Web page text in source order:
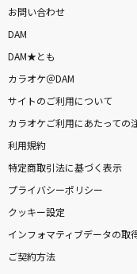
お問い合わせ
DAM
DAM★とも
カラオケ＠DAM
サイトのご利用について
カラオケご利用にあたっての
利用規約
特定商取引法に基づく表示
プライバシーポリシー
クッキー設定
インフォマティブデータの取
ご契約方法